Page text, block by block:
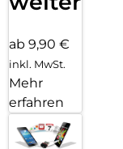
ab 9,90 €
inkl. MwSt.
Mehr
erfahren